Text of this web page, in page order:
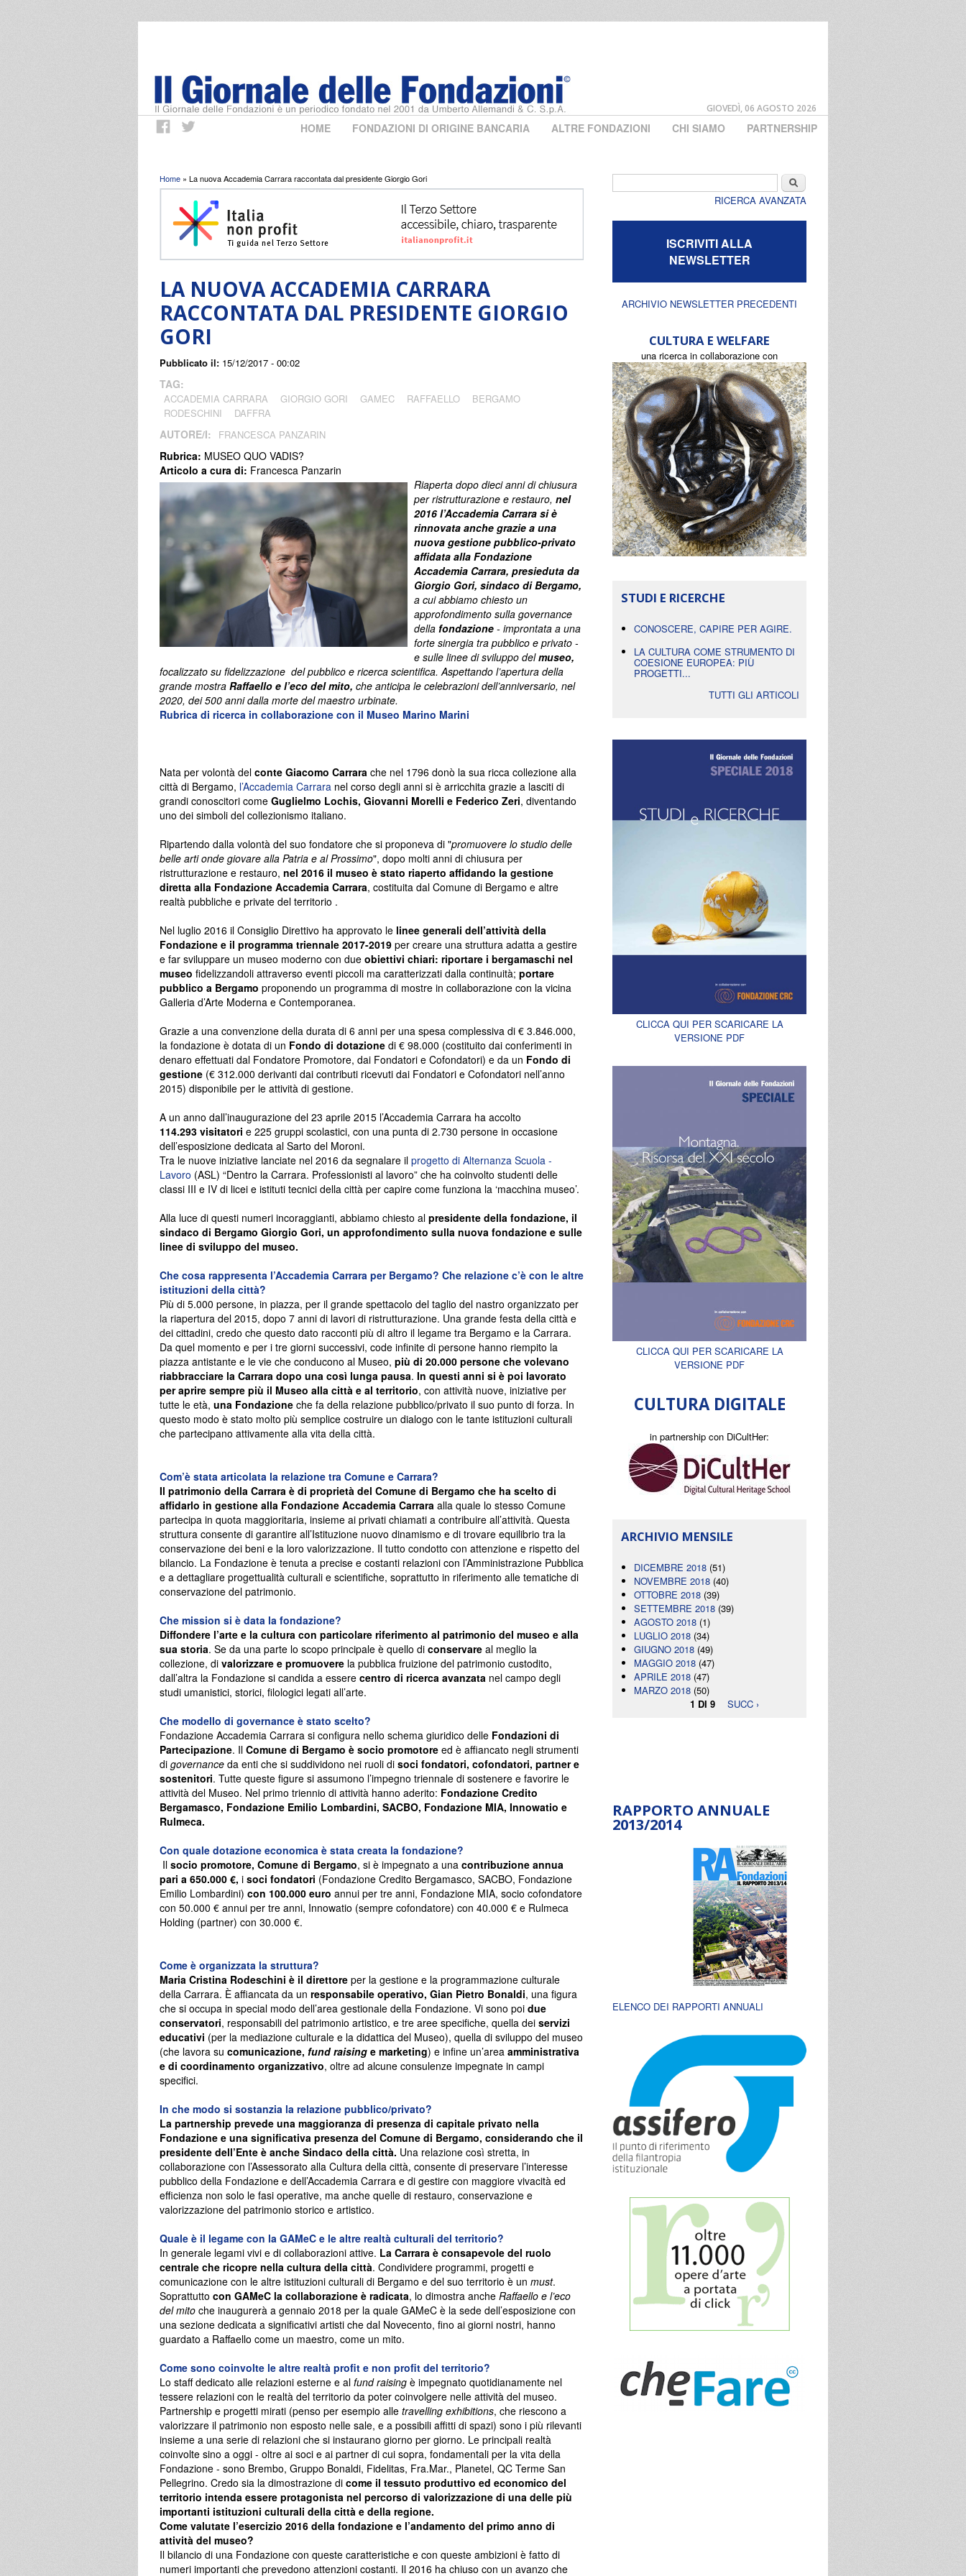
GIOVEDÌ, 06 AGOSTO 2026
HOME FONDAZIONI DI ORIGINE BANCARIA ALTRE FONDAZIONI CHI SIAMO PARTNERSHIP
Tu sei qui
Home » La nuova Accademia Carrara raccontata dal presidente Giorgio Gori
LA NUOVA ACCADEMIA CARRARA
RACCONTATA DAL PRESIDENTE GIORGIO
GORI
Pubblicato il: 15/12/2017 - 00:02
TAG:
ACCADEMIA CARRARA GIORGIO GORI GAMEC RAFFAELLO
BERGAMO
RODESCHINI
DAFFRA
AUTORE/I: FRANCESCA PANZARIN
Rubrica: MUSEO QUO VADIS?
Articolo a cura di: Francesca Panzarin
Riaperta dopo dieci anni di chiusura
per ristrutturazione e restauro, nel
2016 l’Accademia Carrara si è
rinnovata anche grazie a una
nuova gestione pubblico-privato
affidata alla Fondazione
Accademia Carrara, presieduta da
Giorgio Gori, sindaco di Bergamo,
a cui abbiamo chiesto un
approfondimento sulla governance
della fondazione - improntata a una
forte sinergia tra pubblico e privato -
e sulle linee di sviluppo delmuseo,
focalizzato su fidelizzazione del pubblico e ricerca scientifica. Aspettando l’apertura della
grande mostra Raffaello e l’eco del mito, che anticipa le celebrazioni dell’anniversario, nel
2020, dei 500 anni dalla morte del maestro urbinate.
Rubrica di ricerca in collaborazione con il Museo Marino Marini
Nata per volontà del conte Giacomo Carrara che nel 1796 donò la sua ricca collezione alla
città di Bergamo, l’Accademia Carrara nel corso degli anni si è arricchita grazie a lasciti di
grandi conoscitori come Guglielmo Lochis, Giovanni Morelli e Federico Zeri, diventando
uno dei simboli del collezionismo italiano.
Ripartendo dalla volontà del suo fondatore che si proponeva di "promuovere lo studio delle
belle arti onde giovare alla Patria e al Prossimo", dopo molti anni di chiusura per
ristrutturazione e restauro, nel 2016 il museo è stato riaperto affidando la gestione
diretta alla Fondazione Accademia Carrara, costituita dal Comune di Bergamo e altre
realtà pubbliche e private del territorio .
Nel luglio 2016 il Consiglio Direttivo ha approvato le linee generali dell’attività della
Fondazione e il programma triennale 2017-2019 per creare una struttura adatta a gestire
e far sviluppare un museo moderno con due obiettivi chiari: riportare i bergamaschi nel
museo fidelizzandoli attraverso eventi piccoli ma caratterizzati dalla continuità; portare
pubblico a Bergamo proponendo un programma di mostre in collaborazione con la vicina
Galleria d’Arte Moderna e Contemporanea.
Grazie a una convenzione della durata di 6 anni per una spesa complessiva di € 3.846.000,
la fondazione è dotata di un Fondo di dotazione di € 98.000 (costituito dai conferimenti in
denaro effettuati dal Fondatore Promotore, dai Fondatori e Cofondatori) e da un Fondo di
gestione (€ 312.000 derivanti dai contributi ricevuti dai Fondatori e Cofondatori nell’anno
2015) disponibile per le attività di gestione.
A un anno dall’inaugurazione del 23 aprile 2015 l’Accademia Carrara ha accolto
114.293 visitatori e 225 gruppi scolastici, con una punta di 2.730 persone in occasione
dell’esposizione dedicata al Sarto del Moroni.
Tra le nuove iniziative lanciate nel 2016 da segnalare il progetto di Alternanza Scuola -
Lavoro (ASL) “Dentro la Carrara. Professionisti al lavoro” che ha coinvolto studenti delle
classi III e IV di licei e istituti tecnici della città per capire come funziona la ‘macchina museo’.
Alla luce di questi numeri incoraggianti, abbiamo chiesto al presidente della fondazione, il
sindaco di Bergamo Giorgio Gori, un approfondimento sulla nuova fondazione e sulle
linee di sviluppo del museo.
Che cosa rappresenta l’Accademia Carrara per Bergamo? Che relazione c’è con le altre
istituzioni della città?
Più di 5.000 persone, in piazza, per il grande spettacolo del taglio del nastro organizzato per
la riapertura del 2015, dopo 7 anni di lavori di ristrutturazione. Una grande festa della città e
dei cittadini, credo che questo dato racconti più di altro il legame tra Bergamo e la Carrara.
Da quel momento e per i tre giorni successivi, code infinite di persone hanno riempito la
piazza antistante e le vie che conducono al Museo, più di 20.000 persone che volevano
riabbracciare la Carrara dopo una così lunga pausa. In questi anni si è poi lavorato
per aprire sempre più il Museo alla città e al territorio, con attività nuove, iniziative per
tutte le età, una Fondazione che fa della relazione pubblico/privato il suo punto di forza. In
questo modo è stato molto più semplice costruire un dialogo con le tante istituzioni culturali
che partecipano attivamente alla vita della città.
Com’è stata articolata la relazione tra Comune e Carrara?
Il patrimonio della Carrara è di proprietà del Comune di Bergamo che ha scelto di
affidarlo in gestione alla Fondazione Accademia Carrara alla quale lo stesso Comune
partecipa in quota maggioritaria, insieme ai privati chiamati a contribuire all’attività. Questa
struttura consente di garantire all’Istituzione nuovo dinamismo e di trovare equilibrio tra la
conservazione dei beni e la loro valorizzazione. Il tutto condotto con attenzione e rispetto del
bilancio. La Fondazione è tenuta a precise e costanti relazioni con l’Amministrazione Pubblica
e a dettagliare progettualità culturali e scientifiche, soprattutto in riferimento alle tematiche di
conservazione del patrimonio.
Che mission si è data la fondazione?
Diffondere l’arte e la cultura con particolare riferimento al patrimonio del museo e alla
sua storia. Se da una parte lo scopo principale è quello di conservare al meglio la
collezione, di valorizzare e promuovere la pubblica fruizione del patrimonio custodito,
dall’altra la Fondazione si candida a essere centro di ricerca avanzata nel campo degli
studi umanistici, storici, filologici legati all’arte.
Che modello di governance è stato scelto?
Fondazione Accademia Carrara si configura nello schema giuridico delle Fondazioni di
Partecipazione. Il Comune di Bergamo è socio promotore ed è affiancato negli strumenti
di governance da enti che si suddividono nei ruoli di soci fondatori, cofondatori, partner e
sostenitori. Tutte queste figure si assumono l’impegno triennale di sostenere e favorire le
attività del Museo. Nel primo triennio di attività hanno aderito: Fondazione Credito
Bergamasco, Fondazione Emilio Lombardini, SACBO, Fondazione MIA, Innowatio e
Rulmeca.
Con quale dotazione economica è stata creata la fondazione?
Il socio promotore, Comune di Bergamo, si è impegnato a una contribuzione annua
pari a 650.000 €, i soci fondatori (Fondazione Credito Bergamasco, SACBO, Fondazione
Emilio Lombardini) con 100.000 euro annui per tre anni, Fondazione MIA, socio cofondatore
con 50.000 € annui per tre anni, Innowatio (sempre cofondatore) con 40.000 € e Rulmeca
Holding (partner) con 30.000 €.
Come è organizzata la struttura?
Maria Cristina Rodeschini è il direttore per la gestione e la programmazione culturale
della Carrara. È affiancata da un responsabile operativo, Gian Pietro Bonaldi, una figura
che si occupa in special modo dell’area gestionale della Fondazione. Vi sono poi due
conservatori, responsabili del patrimonio artistico, e tre aree specifiche, quella dei servizi
educativi (per la mediazione culturale e la didattica del Museo), quella di sviluppo del museo
(che lavora su comunicazione, fund raising e marketing) e infine un’area amministrativa
e di coordinamento organizzativo, oltre ad alcune consulenze impegnate in campi
specifici.
In che modo si sostanzia la relazione pubblico/privato?
La partnership prevede una maggioranza di presenza di capitale privato nella
Fondazione e una significativa presenza del Comune di Bergamo, considerando che il
presidente dell’Ente è anche Sindaco della città. Una relazione così stretta, in
collaborazione con l’Assessorato alla Cultura della città, consente di preservare l’interesse
pubblico della Fondazione e dell’Accademia Carrara e di gestire con maggiore vivacità ed
efficienza non solo le fasi operative, ma anche quelle di restauro, conservazione e
valorizzazione del patrimonio storico e artistico.
Quale è il legame con la GAMeC e le altre realtà culturali del territorio?
In generale legami vivi e di collaborazioni attive. La Carrara è consapevole del ruolo
centrale che ricopre nella cultura della città. Condividere programmi, progetti e
comunicazione con le altre istituzioni culturali di Bergamo e del suo territorio è un must.
Soprattutto con GAMeC la collaborazione è radicata, lo dimostra anche Raffaello e l’eco
del mito che inaugurerà a gennaio 2018 per la quale GAMeC è la sede dell’esposizione con
una sezione dedicata a significativi artisti che dal Novecento, fino ai giorni nostri, hanno
guardato a Raffaello come un maestro, come un mito.
Come sono coinvolte le altre realtà profit e non profit del territorio?
Lo staff dedicato alle relazioni esterne e al fund raising è impegnato quotidianamente nel
tessere relazioni con le realtà del territorio da poter coinvolgere nelle attività del museo.
Partnership e progetti mirati (penso per esempio alle travelling exhibitions, che riescono a
valorizzare il patrimonio non esposto nelle sale, e a possibili affitti di spazi) sono i più rilevanti
insieme a una serie di relazioni che si instaurano giorno per giorno. Le principali realtà
coinvolte sino a oggi - oltre ai soci e ai partner di cui sopra, fondamentali per la vita della
Fondazione - sono Brembo, Gruppo Bonaldi, Fidelitas, Fra.Mar., Planetel, QC Terme San
Pellegrino. Credo sia la dimostrazione di come il tessuto produttivo ed economico del
territorio intenda essere protagonista nel percorso di valorizzazione di una delle più
importanti istituzioni culturali della città e della regione.
Come valutate l’esercizio 2016 della fondazione e l’andamento del primo anno di
attività del museo?
Il bilancio di una Fondazione con queste caratteristiche e con queste ambizioni è fatto di
numeri importanti che prevedono attenzioni costanti. Il 2016 ha chiuso con un avanzo che
Cerca
RICERCA AVANZATA
ISCRIVITI ALLA
NEWSLETTER
ARCHIVIO NEWSLETTER PRECEDENTI
CULTURA E WELFARE
una ricerca in collaborazione con
STUDI E RICERCHE
CONOSCERE, CAPIRE PER AGIRE.
LA CULTURA COME STRUMENTO DI
COESIONE EUROPEA: PIÙ
PROGETTI...
TUTTI GLI ARTICOLI
CLICCA QUI PER SCARICARE LA
VERSIONE PDF
CLICCA QUI PER SCARICARE LA
VERSIONE PDF
CULTURA DIGITALE
in partnership con DiCultHer:
ARCHIVIO MENSILE
DICEMBRE 2018 (51)
NOVEMBRE 2018 (40)
OTTOBRE 2018 (39)
SETTEMBRE 2018 (39)
AGOSTO 2018 (1)
LUGLIO 2018 (34)
GIUGNO 2018 (49)
MAGGIO 2018 (47)
APRILE 2018 (47)
MARZO 2018 (50)
1 DI 9
SUCC ›
RAPPORTO ANNUALE
2013/2014
ELENCO DEI RAPPORTI ANNUALI